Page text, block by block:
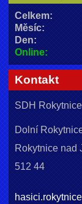
Online:
Celkem:
Měsíc:
Den:
Kontakt
SDH
Dolní
Rokytnice nad
512 44